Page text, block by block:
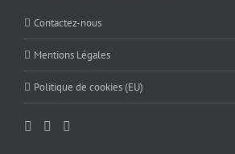
Contactez-nous
Mentions Légales
Politique de cookies (EU)